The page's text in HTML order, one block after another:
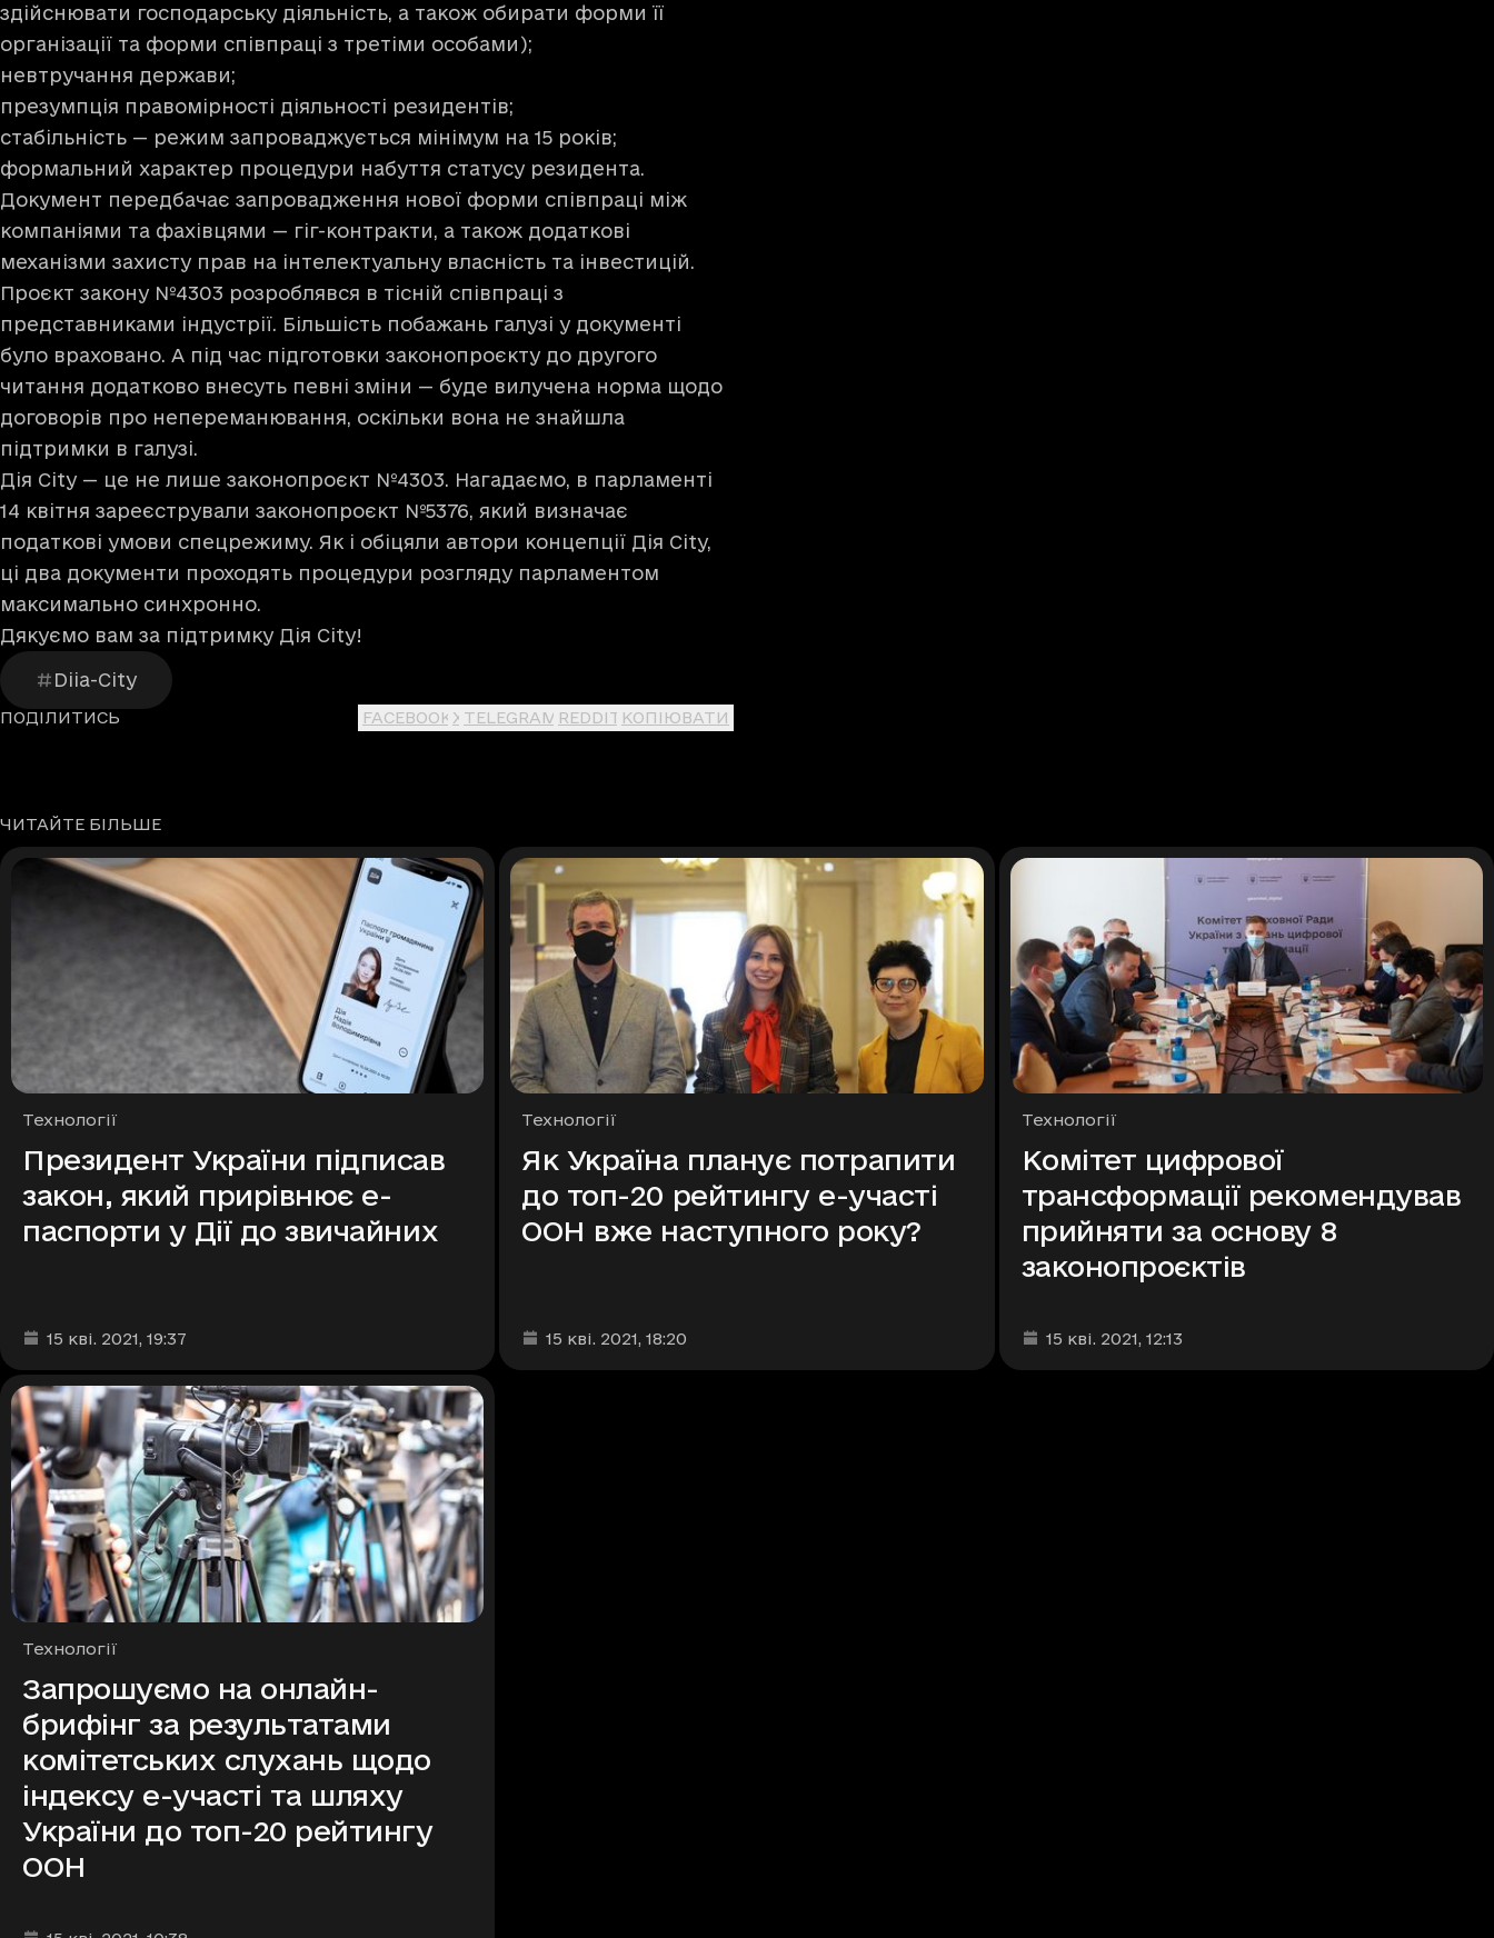
здійснювати господарську діяльність, а також обирати форми її
організації та форми співпраці з третіми особами);
невтручання держави;
презумпція правомірності діяльності резидентів;
стабільність — режим запроваджується мінімум на 15 років;
формальний характер процедури набуття статусу резидента.
Документ передбачає запровадження нової форми співпраці між
компаніями та фахівцями — гіг-контракти, а також додаткові
механізми захисту прав на інтелектуальну власність та інвестицій.
Проєкт закону №4303 розроблявся в тісній співпраці з
представниками індустрії. Більшість побажань галузі у документі
було враховано. А під час підготовки законопроєкту до другого
читання додатково внесуть певні зміни — буде вилучена норма щодо
договорів про непереманювання, оскільки вона не знайшла
підтримки в галузі.
Дія City — це не лише законопроєкт №4303. Нагадаємо, в парламенті
14 квітня зареєстрували законопроєкт №5376, який визначає
податкові умови спецрежиму. Як і обіцяли автори концепції Дія City,
ці два документи проходять процедури розгляду парламентом
максимально синхронно.
Дякуємо вам за підтримку Дія City!
Diia-City
ПОДІЛИТИСЬ FACEBOOK X TELEGRAM REDDIT КОПІЮВАТИ
ЧИТАЙТЕ БІЛЬШЕ
Рубрики
Технології
Президент України підписав
закон, який прирівнює е-
паспорти у Дії до звичайних
Дата та час публікації
15 кві. 2021, 19:37
Рубрики
Технології
Як Україна планує потрапити
до топ-20 рейтингу е-участі
ООН вже наступного року?
Дата та час публікації
15 кві. 2021, 18:20
Рубрики
Технології
Комітет цифрової
трансформації рекомендував
прийняти за основу 8
законопроєктів
Дата та час публікації
15 кві. 2021, 12:13
Рубрики
Технології
Запрошуємо на онлайн-
брифінг за результатами
комітетських слухань щодо
індексу е-участі та шляху
України до топ-20 рейтингу
ООН